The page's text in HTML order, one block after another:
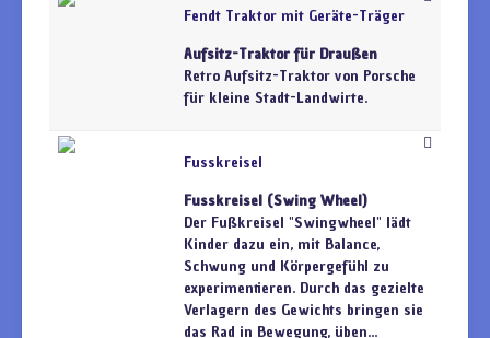
Fendt Traktor mit Geräte-Träger
Aufsitz-Traktor für Draußen
Retro Aufsitz-Traktor von Porsche
für kleine Stadt-Landwirte.
Fusskreisel
Fusskreisel (Swing Wheel)
Der Fußkreisel "Swingwheel" lädt
Kinder dazu ein, mit Balance,
Schwung und Körpergefühl zu
experimentieren. Durch das gezielte
Verlagern des Gewichts bringen sie
das Rad in Bewegung, üben...